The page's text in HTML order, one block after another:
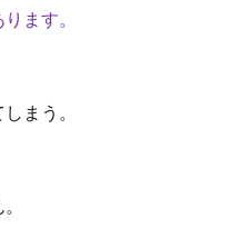
ます。
まう。